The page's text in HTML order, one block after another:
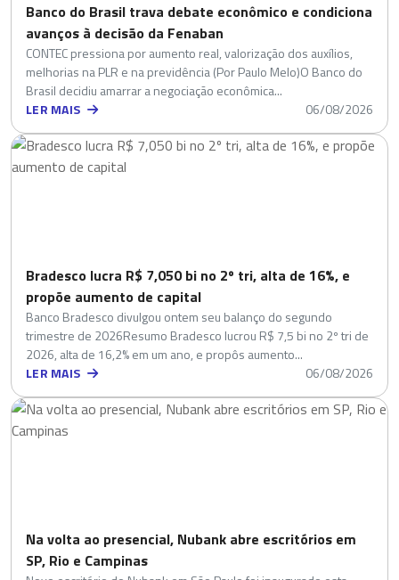
Banco do Brasil trava debate econômico e condiciona
avanços à decisão da Fenaban
CONTEC pressiona por aumento real, valorização dos auxílios,
melhorias na PLR e na previdência (Por Paulo Melo)O Banco do
Brasil decidiu amarrar a negociação econômica...
LER MAIS
06/08/2026
Bradesco lucra R$ 7,050 bi no 2º tri, alta de 16%, e
propõe aumento de capital
Banco Bradesco divulgou ontem seu balanço do segundo
trimestre de 2026Resumo Bradesco lucrou R$ 7,5 bi no 2º tri de
2026, alta de 16,2% em um ano, e propôs aumento...
LER MAIS
06/08/2026
Na volta ao presencial, Nubank abre escritórios em
SP, Rio e Campinas